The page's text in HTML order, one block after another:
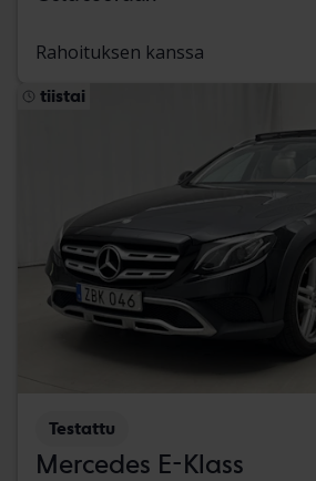
Rahoituksen kanssa
tiistai
Testattu
Mercedes E-Klass